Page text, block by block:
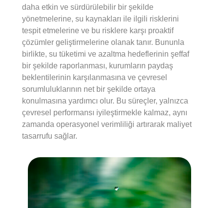
daha etkin ve sürdürülebilir bir şekilde
yönetmelerine, su kaynakları ile ilgili risklerini
tespit etmelerine ve bu risklere karşı proaktif
çözümler geliştirmelerine olanak tanır. Bununla
birlikte, su tüketimi ve azaltma hedeflerinin şeffaf
bir şekilde raporlanması, kurumların paydaş
beklentilerinin karşılanmasına ve çevresel
sorumluluklarının net bir şekilde ortaya
konulmasına yardımcı olur. Bu süreçler, yalnızca
çevresel performansı iyileştirmekle kalmaz, aynı
zamanda operasyonel verimliliği artırarak maliyet
tasarrufu sağlar.